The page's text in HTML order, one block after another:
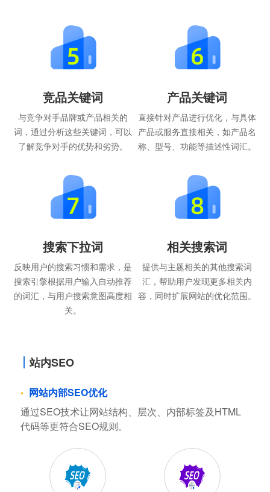
竞品关键词
与竞争对手品牌或产品相关的
词，通过分析这些关键词，可以
了解竞争对手的优势和劣势。
产品关键词
直接针对产品进行优化，与具体
产品或服务直接相关，如产品名
称、型号、功能等描述性词汇。
搜索下拉词
反映用户的搜索习惯和需求，是
搜索引擎根据用户输入自动推荐
的词汇，与用户搜索意图高度相
关。
相关搜索词
提供与主题相关的其他搜索词
汇，帮助用户发现更多相关内
容，同时扩展网站的优化范围。
站内SEO
网站内部SEO优化
通过SEO技术让网站结构、层次、内部标签及HTML
代码等更符合SEO规则。